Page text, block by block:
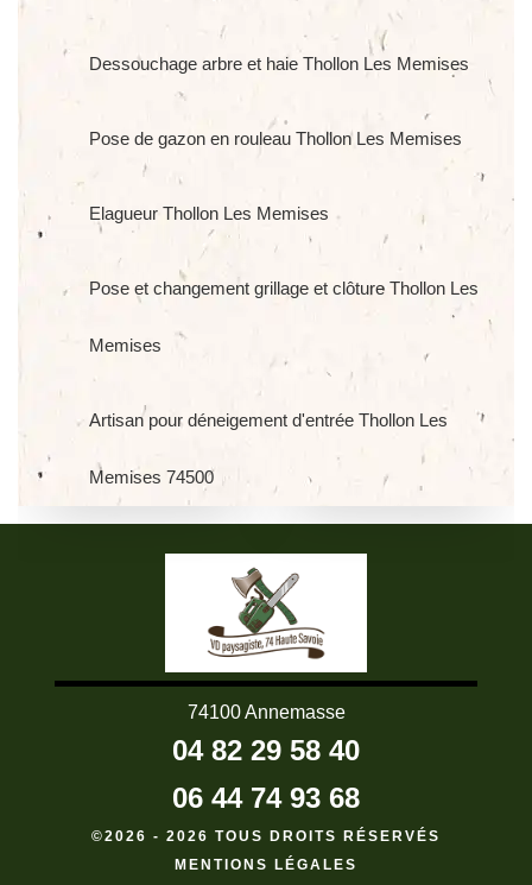
Dessouchage arbre et haie Thollon Les Memises
Pose de gazon en rouleau Thollon Les Memises
Elagueur Thollon Les Memises
Pose et changement grillage et clôture Thollon Les
Memises
Artisan pour déneigement d'entrée Thollon Les
Memises 74500
74100 Annemasse
04 82 29 58 40
06 44 74 93 68
©2026 - 2026 TOUS DROITS RÉSERVÉS
MENTIONS LÉGALES